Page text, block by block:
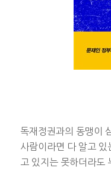
독재정권과의 동맹이
사람이라면 다 알고
고 있지는 못하더라도